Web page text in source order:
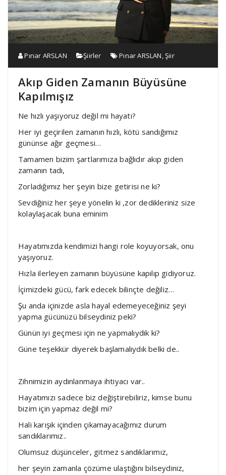
Pınar ARSLAN Şiirler Pınar ARSLAN,Şiir
Akıp Giden Zamanın Büyüsüne
Kapılmışız
Ne hızlı yaşıyoruz değil mi hayatı?
Her iyi geçirilen zamanın hızlı, kötü sandığımız
gününse ağır geçmesi…
Tamamen bizim şartlarımıza bağlıdır akıp giden
zamanın tadı,
Zorladığımız her şeyin bize getirisi ne ki?
Sevdiğiniz her şeye yönelin ki ,zor dedikleriniz size
kolaylaşacak buna eminim
Hayatımızda kendimizi hangi role koyuyorsak, onu
yaşıyoruz.
Hızla ilerleyen zamanın büyüsüne kapılıp gidiyoruz.
İçimizdeki gücü, fark edecek bilinçte değiliz…
Şu anda içinizde asla hayal edemeyeceğiniz şeyi
yapma gücünüzü bilseydiniz peki?
Günün iyi geçmesi için ne yapmalıydık ki?
Güne teşekkür diyerek başlamalıydık belki de..
Zihnimizin aydınlanmaya ihtiyacı var..
Hayatımızı sadece biz değiştirebiliriz, kimse bunu
bizim için yapmaz değil mi?
Hali karışık içinden çıkamayacağımız durum
sandıklarımız..
Olumsuz düşünceler, gitmez sandıklarımız,
her şeyin zamanla çözüme ulaştığını bilseydiniz,